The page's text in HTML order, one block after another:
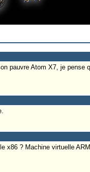
pauvre Atom X7, je pense
x86 ? Machine virtuelle